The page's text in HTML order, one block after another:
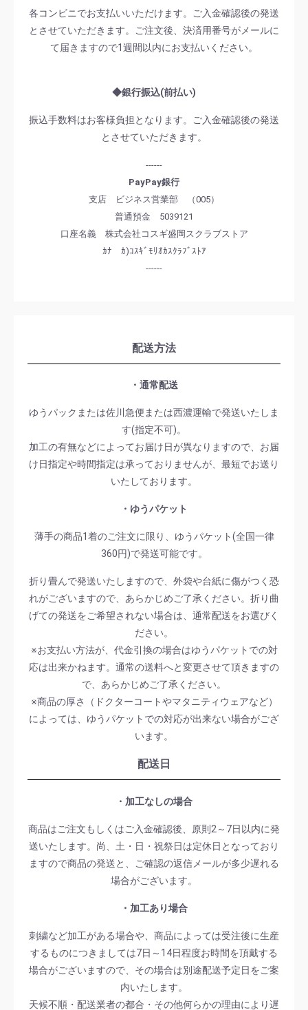
各コンビニでお支払いいただけます。ご入金確認後の発送
とさせていただきます。ご注文後、決済用番号がメールに
て届きますので1週間以内にお支払いください。
◆銀行振込(前払い)
振込手数料はお客様負担となります。ご入金確認後の発送
とさせていただきます。
------
PayPay銀行
支店 ビジネス営業部 （005）
普通預金 5039121
口座名義 株式会社コスギ盛岡スクラブストア
ｶﾅ ｶ)ｺｽｷﾞﾓﾘｵｶｽｸﾗﾌﾞｽﾄｱ
------
配送方法
・通常配送
ゆうパックまたは佐川急便または西濃運輸で発送いたしま
す(指定不可)。
加工の有無などによってお届け日が異なりますので、お届
け日指定や時間指定は承っておりませんが、最短でお送り
いたしております。
・ゆうパケット
薄手の商品1着のご注文に限り、ゆうパケット(全国一律
360円)で発送可能です。
折り畳んで発送いたしますので、外袋や台紙に傷がつく恐
れがございますので、あらかじめご了承ください。折り曲
げての発送をご希望されない場合は、通常配送をお選びく
ださい。
※お支払い方法が、代金引換の場合はゆうパケットでの対
応は出来かねます。通常の送料へと変更させて頂きますの
で、あらかじめご了承ください。
※商品の厚さ（ドクターコートやマタニティウェアなど）
によっては、ゆうパケットでの対応が出来ない場合がござ
います。
配送日
・加工なしの場合
商品はご注文もしくはご入金確認後、原則2～7日以内に発
送いたします。尚、土・日・祝祭日は定休日となっており
ますので商品の発送と、ご確認の返信メールが多少遅れる
場合がございます。
・加工あり場合
刺繍など加工がある場合や、商品によっては受注後に生産
するものにつきましては7日～14日程度お時間を頂戴する
場合がございますので、その場合は別途配送予定日をご案
内いたします。
天候不順・配送業者の都合・その他何らかの理由により遅